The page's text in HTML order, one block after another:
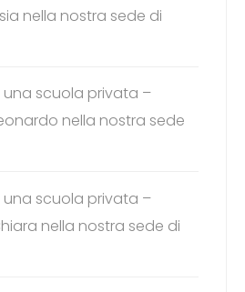
nella nostra sede di
una scuola privata –
nella nostra sede
una scuola privata –
nella nostra sede di